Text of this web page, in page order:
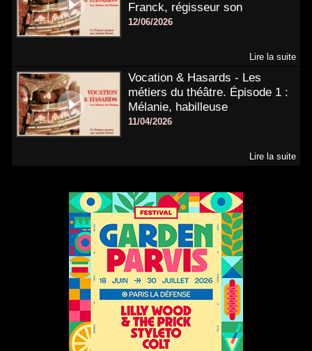
Franck, régisseur son
12/06/2026
Lire la suite
Vocation & Hasards - Les
métiers du théâtre. Épisode 1 :
Mélanie, habilleuse
11/04/2026
Lire la suite